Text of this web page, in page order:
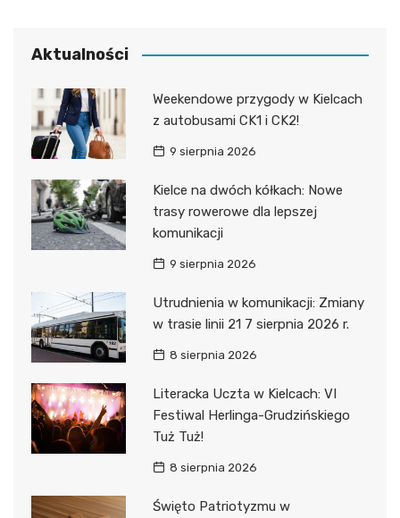
Aktualności
Weekendowe przygody w Kielcach
z autobusami CK1 i CK2!
9 sierpnia 2026
Kielce na dwóch kółkach: Nowe
trasy rowerowe dla lepszej
komunikacji
9 sierpnia 2026
Utrudnienia w komunikacji: Zmiany
w trasie linii 21 7 sierpnia 2026 r.
8 sierpnia 2026
Literacka Uczta w Kielcach: VI
Festiwal Herlinga-Grudzińskiego
Tuż Tuż!
8 sierpnia 2026
Święto Patriotyzmu w